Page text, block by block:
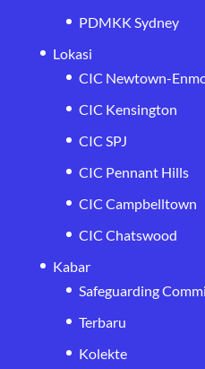
PDMKK Sydney
Lokasi
CIC Newtown-
CIC Kensington
CIC SPJ
CIC Pennant Hills
CIC Campbelltown
CIC Chatswood
Kabar
Safeguarding
Terbaru
Kolekte